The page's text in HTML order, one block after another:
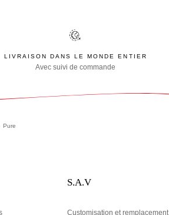
LIVRAISON DANS LE MONDE ENTIER
Avec suivi de commande
Pure
S.A.V
Customisation et remplacement